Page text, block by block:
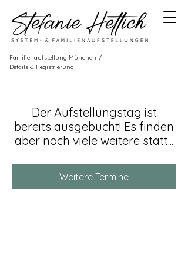
Familienaufstellung München /
Details & Registrierung
Der Aufstellungstag ist
bereits ausgebucht! Es finden
aber noch viele weitere statt...
Weitere Termine